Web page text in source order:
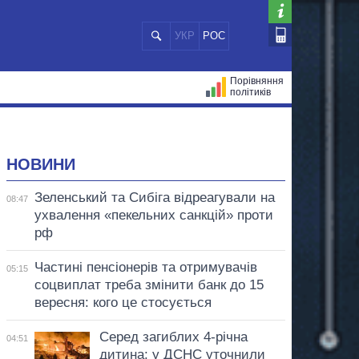
УКР РОС
Порівняння
політиків
НОВИНИ
08:47
Зеленський та Сибіга відреагували на
ухвалення «пекельних санкцій» проти
рф
05:15
Частині пенсіонерів та отримувачів
соцвиплат треба змінити банк до 15
вересня: кого це стосується
04:51
Серед загиблих 4-річна
дитина: у ДСНС уточнили